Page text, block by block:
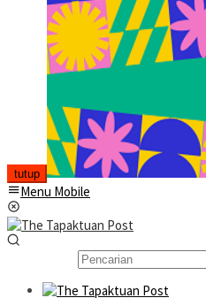
tutup
Menu Mobile